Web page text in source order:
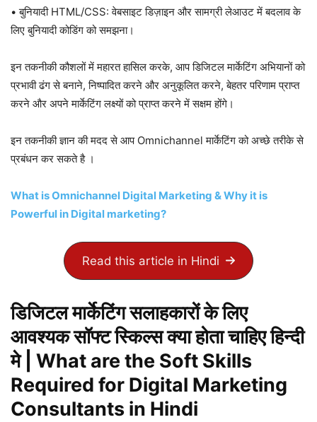
• बुनियादी HTML/CSS: वेबसाइट डिज़ाइन और सामग्री लेआउट में बदलाव के
लिए बुनियादी कोडिंग को समझना।
इन तकनीकी कौशलों में महारत हासिल करके, आप डिजिटल मार्केटिंग अभियानों को
प्रभावी ढंग से बनाने, निष्पादित करने और अनुकूलित करने, बेहतर परिणाम प्राप्त
करने और अपने मार्केटिंग लक्ष्यों को प्राप्त करने में सक्षम होंगे।
इन तकनीकी ज्ञान की मदद से आप Omnichannel मार्केटिंग को अच्छे तरीके से
प्रबंधन कर सकते है ।
What is Omnichannel Digital Marketing & Why it is
Powerful in Digital marketing?
Read this article in Hindi
डिजिटल मार्केटिंग सलाहकारों के लिए
आवश्यक सॉफ्ट स्किल्स क्या होता चाहिए हिन्दी
मे
| What are the Soft Skills
Required for Digital Marketing
Consultants in Hindi